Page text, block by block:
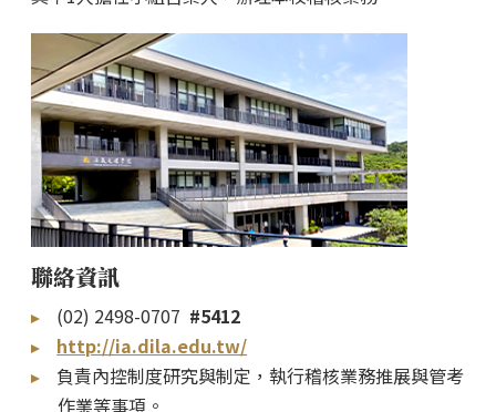
聯絡資訊
(02) 2498-0707 #5412
http://ia.dila.edu.tw/
負責內控制度研究與制定，執行稽核業務推展與管考
作業等事項。